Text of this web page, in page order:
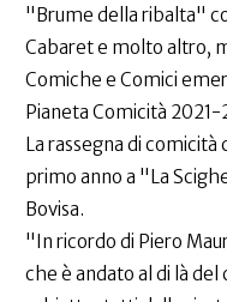
"Brume della ribalta"
Cabaret e molto altro,
Comiche e Comici
Pianeta Comicità
La rassegna di comicità
primo anno a "La
Bovisa.
"In ricordo di Piero
che è andato al di là del